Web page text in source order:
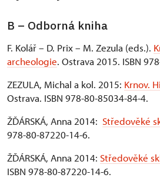
B – Odborná kniha
F. Kolář – D. Prix – M. Zezula (eds.).
archeologie. Ostrava 2015. ISBN
ZEZULA, Michal a kol. 2015: Krnov.
Ostrava. ISBN 978-80-85034-84-4.
ŽĎÁRSKÁ, Anna 2014: Středověké
978-80-87220-14-6.
ŽĎÁRSKÁ, Anna 2014: Středověké
ISBN 978-80-87220-14-6.